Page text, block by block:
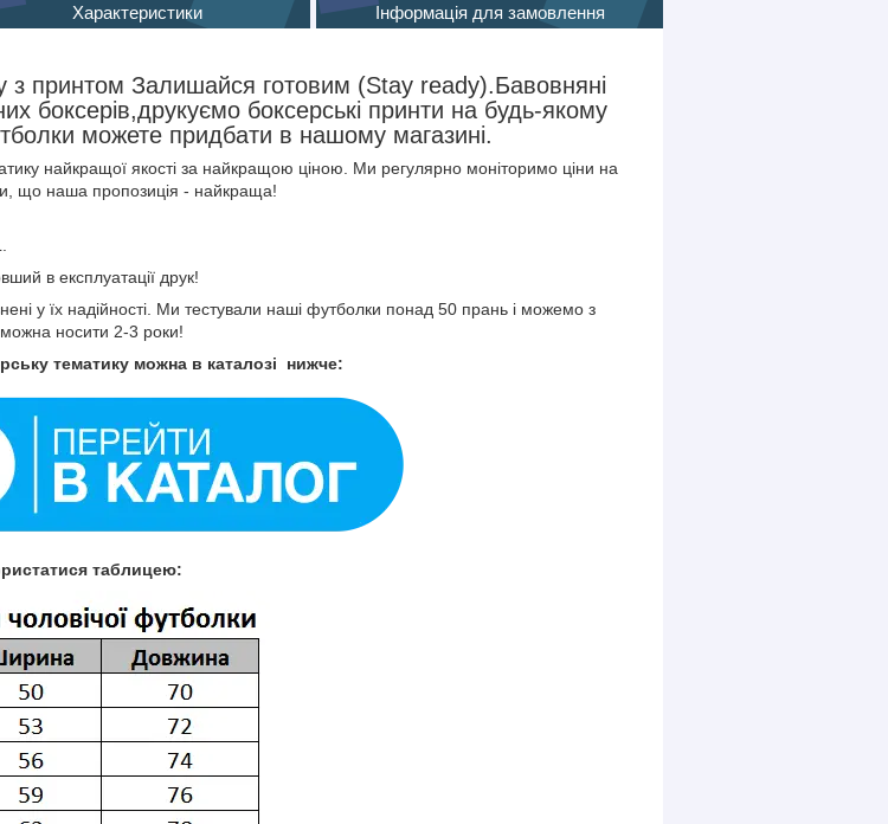
Характеристики Інформація для замовлення
з принтом Залишайся готовим (Stay ready).Бавовняні
боксерів,друкуємо боксерські принти на будь-якому
можете придбати в нашому магазині.
найкращої якості за найкращою ціною. Ми регулярно моніторимо ціни на
що наша пропозиція - найкраща!
в експлуатації друк!
у їх надійності. Ми тестували наші футболки понад 50 прань і можемо з
носити 2-3 роки!
тематику можна в каталозі нижче:
таблицею: